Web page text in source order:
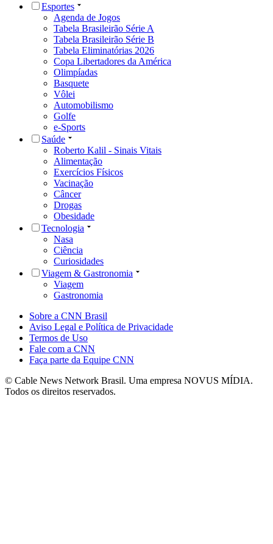
Esportes
Agenda de Jogos
Tabela Brasileirão Série A
Tabela Brasileirão Série B
Tabela Eliminatórias 2026
Copa Libertadores da América
Olimpíadas
Basquete
Vôlei
Automobilismo
Golfe
e-Sports
Saúde
Roberto Kalil - Sinais Vitais
Alimentação
Exercícios Físicos
Vacinação
Câncer
Drogas
Obesidade
Tecnologia
Nasa
Ciência
Curiosidades
Viagem & Gastronomia
Viagem
Gastronomia
Sobre a CNN Brasil
Aviso Legal e Política de Privacidade
Termos de Uso
Fale com a CNN
Faça parte da Equipe CNN
© Cable News Network Brasil. Uma empresa NOVUS MÍDIA.
Todos os direitos reservados.